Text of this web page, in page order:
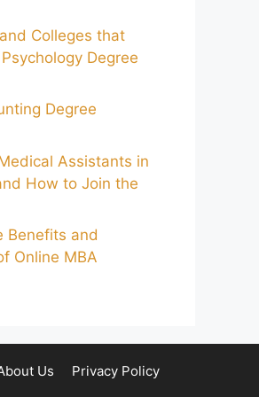
Colleges that
Degree
Degree
Assistants in
How to Join the
Benefits and
Online MBA
Us Privacy Policy